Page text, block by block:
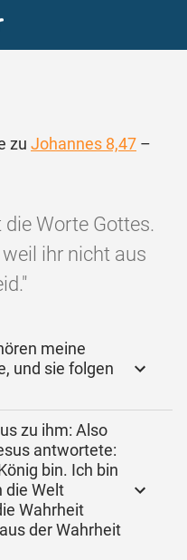
zu Johannes 8,47 –
Worte Gottes.
ihr nicht aus
meine
und sie folgen
zu ihm: Also
antwortete:
bin. Ich bin
die Welt
Wahrheit
der Wahrheit